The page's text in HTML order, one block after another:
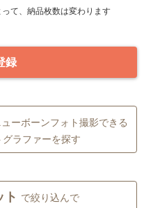
て、納品枚数は変わります
録
ーボーンフォト撮影できる
ラファーを探す
ト で絞り込んで